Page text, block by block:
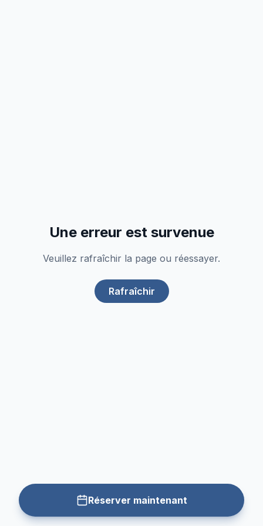
Une erreur est survenue
Veuillez rafraîchir la page ou réessayer.
Rafraîchir
Réserver maintenant